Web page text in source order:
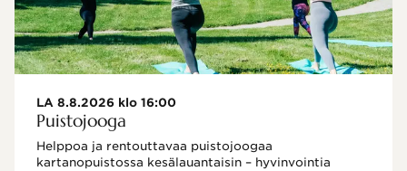
LA 8.8.2026 klo 16:00
Puistojooga
Helppoa ja rentouttavaa puistojoogaa
kartanopuistossa kesälauantaisin – hyvinvointia